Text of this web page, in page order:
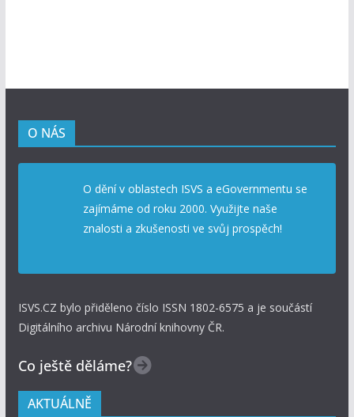
O NÁS
O dění v oblastech ISVS a eGovernmentu se
zajímáme od roku 2000. Využijte naše
znalosti a zkušenosti ve svůj prospěch!
ISVS.CZ bylo přiděleno číslo ISSN 1802-6575 a je součástí
Digitálního archivu Národní knihovny ČR.
Co ještě děláme?
AKTUÁLNĚ